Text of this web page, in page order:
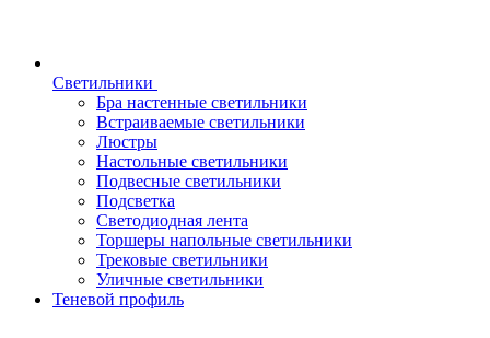
Светильники
Бра настенные светильники
Встраиваемые светильники
Люстры
Настольные светильники
Подвесные светильники
Подсветка
Светодиодная лента
Торшеры напольные светильники
Трековые светильники
Уличные светильники
Теневой профиль